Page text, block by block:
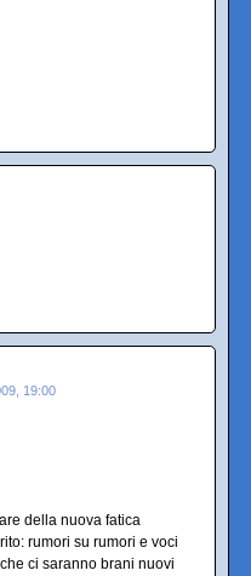
19:00
della nuova fatica
rumori su rumori e voci
ci saranno brani nuovi